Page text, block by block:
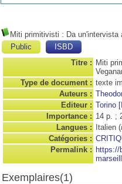
Miti primitivisti : Da un'intervista
Public
ISBD
Titre : Miti
Type de document : texte
Auteurs :
Editeur : Torino
Importance : 14 p. ;
Langues :
Italien (
Catégories :
Permalink : https://
Exemplaires(1)